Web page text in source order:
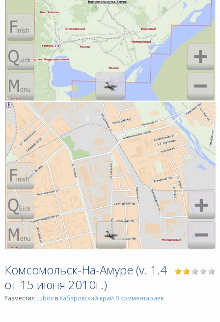
Комсомольск-На-Амуре (v. 1.4
от 15 июня 2010г.)
Разместил Lubov вХабаровский край 0 комментариев